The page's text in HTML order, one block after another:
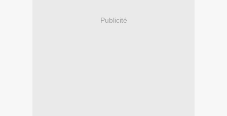
Publicité